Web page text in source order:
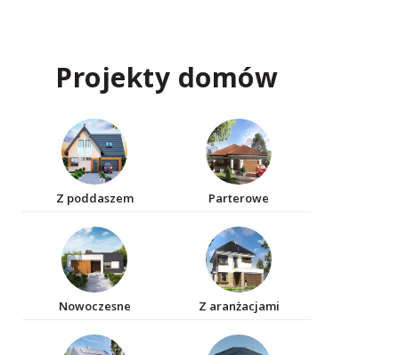
Projekty domów
Z poddaszem Parterowe
Nowoczesne Z aranżacjami